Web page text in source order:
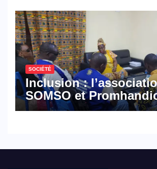
SOCIÉTÉ
Inclusion :
SOMSO et
militent en faveur